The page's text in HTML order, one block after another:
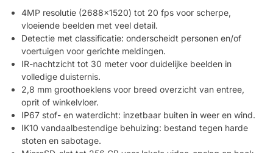
4MP resolutie (2688×1520) tot 20 fps voor scherpe,
vloeiende beelden met veel detail.
Detectie met classificatie: onderscheidt personen en/of
voertuigen voor gerichte meldingen.
IR-nachtzicht tot 30 meter voor duidelijke beelden in
volledige duisternis.
2,8 mm groothoeklens voor breed overzicht van entree,
oprit of winkelvloer.
IP67 stof- en waterdicht: inzetbaar buiten in weer en wind.
IK10 vandaalbestendige behuizing: bestand tegen harde
stoten en sabotage.